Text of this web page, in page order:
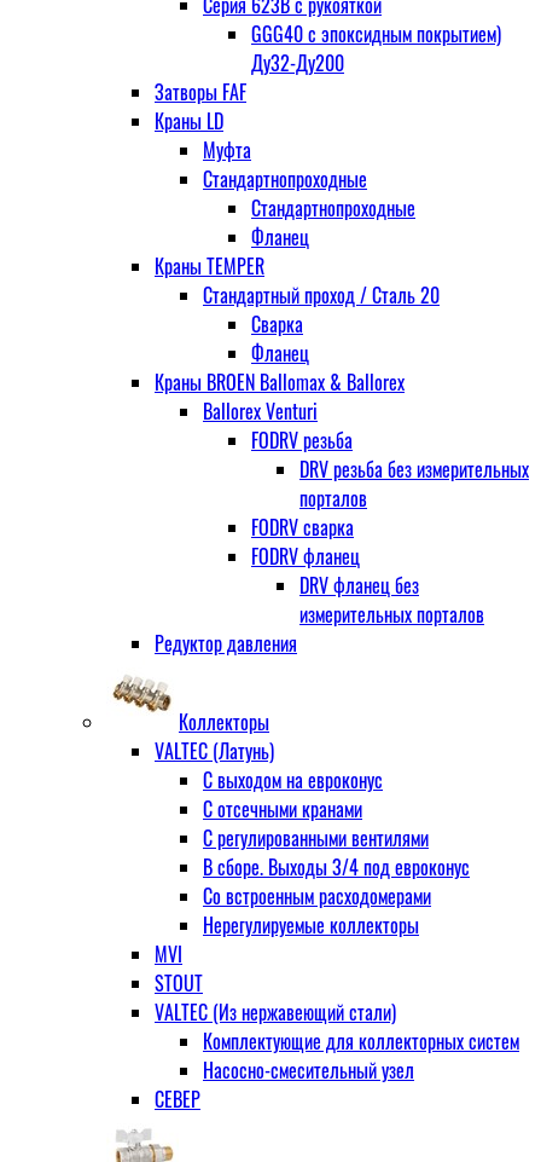
GGG40 с эпоксидным покрытием)
Ду32-Ду200
Затворы FAF
Краны LD
Муфта
Стандартнопроходные
Стандартнопроходные
Фланец
Краны TEMPER
Стандартный проход / Cталь 20
Сварка
Фланец
Краны BROEN Ballomax & Ballorex
Ballorex Venturi
FODRV резьба
DRV резьба без измерительных
порталов
FODRV сварка
FODRV фланец
DRV фланец без
измерительных порталов
Редуктор давления
Коллекторы
VALTEC (Латунь)
С выходом на евроконус
С отсечными кранами
С регулированными вентилями
В сборе. Выходы 3/4 под евроконус
Со встроенным расходомерами
Нерегулируемые коллекторы
MVI
STOUT
VALTEC (Из нержавеющий стали)
Комплектующие для коллекторных систем
Насосно-смесительный узел
СЕВЕР